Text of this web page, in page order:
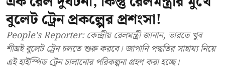
বুলেট ট্রেন প্রকল্পের প্রশংসা!
People's Reporter: কেন্দ্রীয় রেলমন্ত্রী জানান, ভারতে খুব
শীঘ্রই বুলেট ট্রেন চলতে শুরু করবে। জাপানি পদ্ধতির সাহায্য নিয়ে
এই হাইস্পিড ট্রেন চালানোর পরিকল্পনা গ্রহণ করা হচ্ছে।